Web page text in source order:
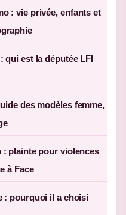
: vie privée, enfants et
qui est la députée LFI
des modèles femme,
: plainte pour violences
à Face
: pourquoi il a choisi